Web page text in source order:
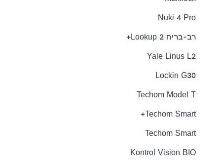
Nuki 4 Pro
רב-בריח Lookup 2+
Yale Linus L2
Lockin G30
Techom Model T
Techom Smart+
Techom Smart
Kontrol Vision BIO